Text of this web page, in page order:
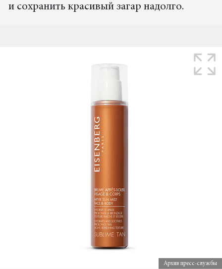
и сохранить красивый загар надолго.
Архив пресс-службы